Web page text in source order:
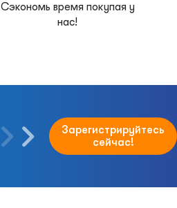
Сэкономь время покупая у
нас!
Зарегистрируйтесь
сейчас!